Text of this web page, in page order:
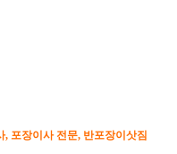
포장이사 전문, 반포장이삿짐